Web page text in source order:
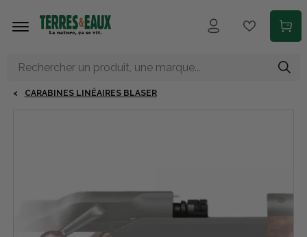
CARABINES LINÉAIRES BLASER